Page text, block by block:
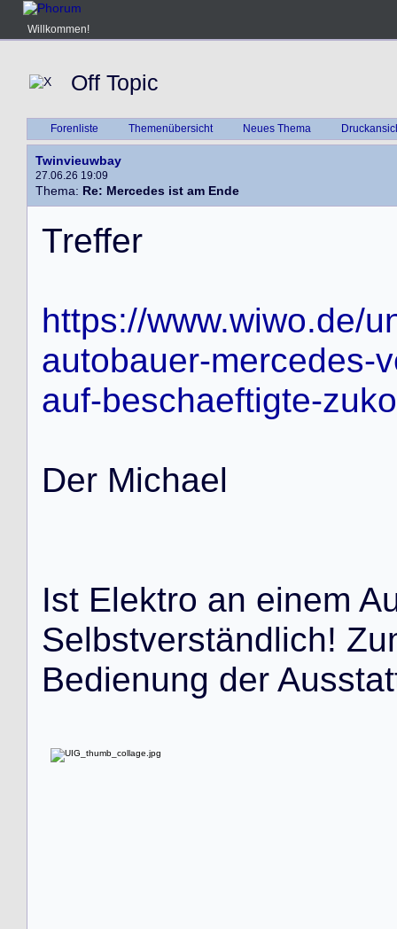
Willkommen!
Off Topic
Forenliste Themenübersicht Neues Thema
Twinvieuwbay
27.06.26 19:09
Thema: Re: Mercedes ist am Ende
Treffer
https://www.wiwo.de/
autobauer-mercedes-
auf-beschaeftigte-
Der Michael
Ist Elektro an einem A
Selbstverständlich! Zu
Bedienung der Ausstat